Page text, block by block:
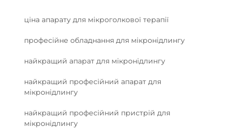
ціна апарату для мікроголкової терапії
професійне обладнання для мікронідлингу
найкращий апарат для мікронідлингу
найкращий професійний апарат для
мікронідлингу
найкращий професійний пристрій для
мікронідлингу